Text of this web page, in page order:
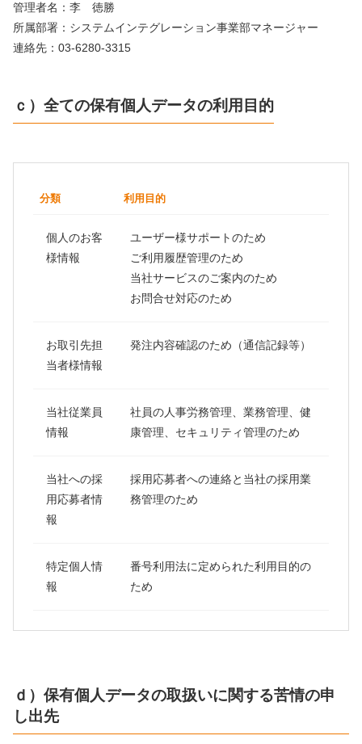
管理者名：李 徳勝
所属部署：システムインテグレーション事業部マネージャー
連絡先：03-6280-3315
ｃ）全ての保有個人データの利用目的
分類 利用目的
個人のお客
様情報
ユーザー様サポートのため
ご利用履歴管理のため
当社サービスのご案内のため
お問合せ対応のため
お取引先担
当者様情報
発注内容確認のため（通信記録等）
当社従業員
情報
社員の人事労務管理、業務管理、健
康管理、セキュリティ管理のため
当社への採
用応募者情
報
採用応募者への連絡と当社の採用業
務管理のため
特定個人情
報
番号利用法に定められた利用目的の
ため
ｄ）保有個人データの取扱いに関する苦情の申
し出先